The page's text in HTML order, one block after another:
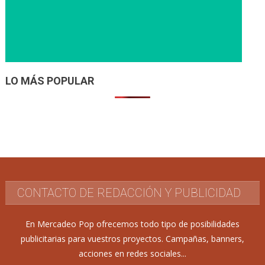
LO MÁS POPULAR
CONTACTO DE REDACCIÓN Y PUBLICIDAD
En Mercadeo Pop ofrecemos todo tipo de posibilidades
publicitarias para vuestros proyectos. Campañas, banners,
acciones en redes sociales...